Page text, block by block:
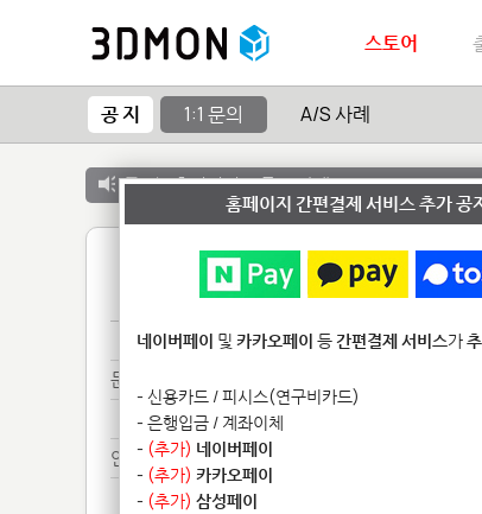
스토어
공 지 1:1 문의 A/S 사례
공 지 :출력서비스 종료 안내
송장***********
문의****************
문의****************
안녕***
안녕***
홈페이지 간편결제 서비스 추가 공
네이버페이 및 카카오페이 등간편결제 서비스가
- 신용카드 / 피시스(연구비카드)
- 은행입금 / 계좌이체
- (추가) 네이버페이
- (추가) 카카오페이
- (추가) 삼성페이